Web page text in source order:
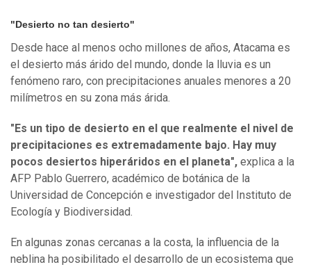
"Desierto no tan desierto"
Desde hace al menos ocho millones de años, Atacama es
el desierto más árido del mundo, donde la lluvia es un
fenómeno raro, con precipitaciones anuales menores a 20
milímetros en su zona más árida.
"Es un tipo de desierto en el que realmente el nivel de
precipitaciones es extremadamente bajo. Hay muy
pocos desiertos hiperáridos en el planeta", explica a la
AFP Pablo Guerrero, académico de botánica de la
Universidad de Concepción e investigador del Instituto de
Ecología y Biodiversidad.
En algunas zonas cercanas a la costa, la influencia de la
neblina ha posibilitado el desarrollo de un ecosistema que